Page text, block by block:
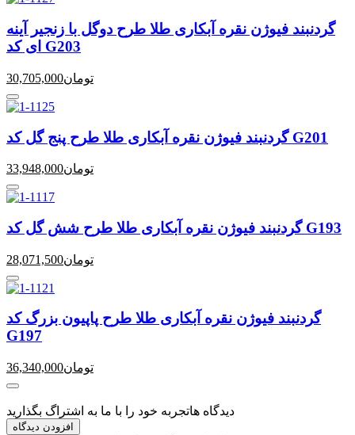
گردنبند فیوژن نقره آبکاری طلا طرح دوگل با زنجیر آینه
ای کد G203
30,705,000تومان
گردنبند فیوژن نقره آبکاری طلا طرح پنج گل کد G201
33,948,000تومان
گردنبند فیوژن نقره آبکاری طلا طرح شش گل کد G193
28,071,500تومان
گردنبند فیوژن نقره آبکاری طلا طرح پاپیون بزرگ کد
G197
36,340,000تومان
دیدگاه هاتجربه خود را با ما به اشتراگ بگذارید
افزودن دیدگاه